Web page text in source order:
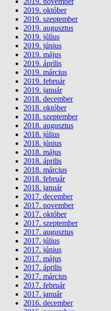
2019. október
2019. szeptember
2019. augusztus
2019. július
2019. június
2019. május
2019. április
2019. március
2019. február
2019. január
2018. december
2018. október
2018. szeptember
2018. augusztus
2018. július
2018. június
2018. május
2018. április
2018. március
2018. február
2018. január
2017. december
2017. november
2017. október
2017. szeptember
2017. augusztus
2017. július
2017. június
2017. május
2017. április
2017. március
2017. február
2017. január
2016. december